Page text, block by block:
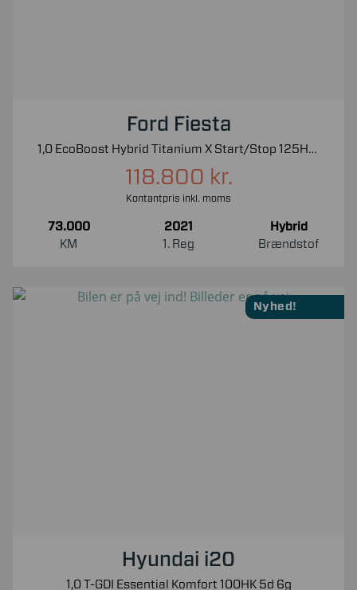
Ford Fiesta
1,0 EcoBoost Hybrid Titanium X Start/Stop 125HK 5d 6g
118.800 kr.
Kontantpris inkl. moms
73.000
KM
2021
1. Reg
Hybrid
Brændstof
Nyhed!
Hyundai i20
1,0 T-GDI Essential Komfort 100HK 5d 6g